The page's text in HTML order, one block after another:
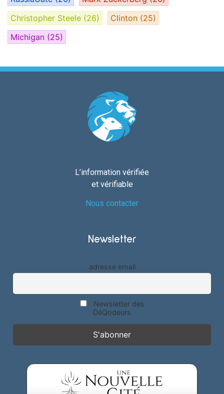
Christopher Steele (26) Clinton (25)
Michigan (25)
L’information vérifiée
et vérifiable
Nous contacter
Newsletter
adresse email
Newsletter des
DéQodeurs